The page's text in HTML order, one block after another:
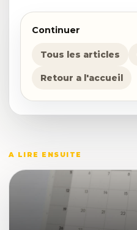
Continuer
Tous les articles
Retour a l'accueil
A LIRE ENSUITE